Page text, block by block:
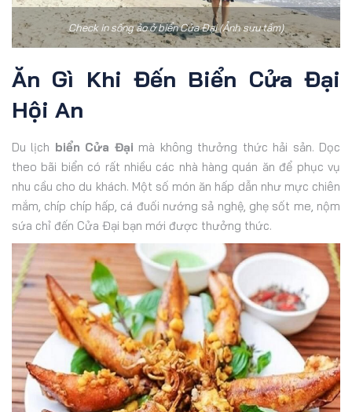
Check in sống ảo ở biển Cửa Đại (Ảnh sưu tầm)
Ăn Gì Khi Đến Biển Cửa Đại
Hội An
Du lịch biển Cửa Đại mà không thưởng thức hải sản. Dọc
theo bãi biển có rất nhiều các nhà hàng quán ăn để phục vụ
nhu cầu cho du khách. Một số món ăn hấp dẫn như mực chiên
mắm, chíp chíp hấp, cá đuối nướng sả nghệ, ghẹ sốt me, nộm
sứa chỉ đến Cửa Đại bạn mới được thưởng thức.